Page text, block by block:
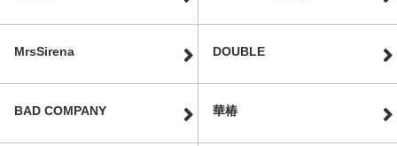
MrsSirena DOUBLE
BAD COMPANY 華椿